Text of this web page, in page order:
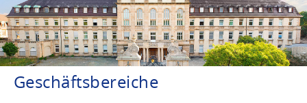
Geschäftsbereiche